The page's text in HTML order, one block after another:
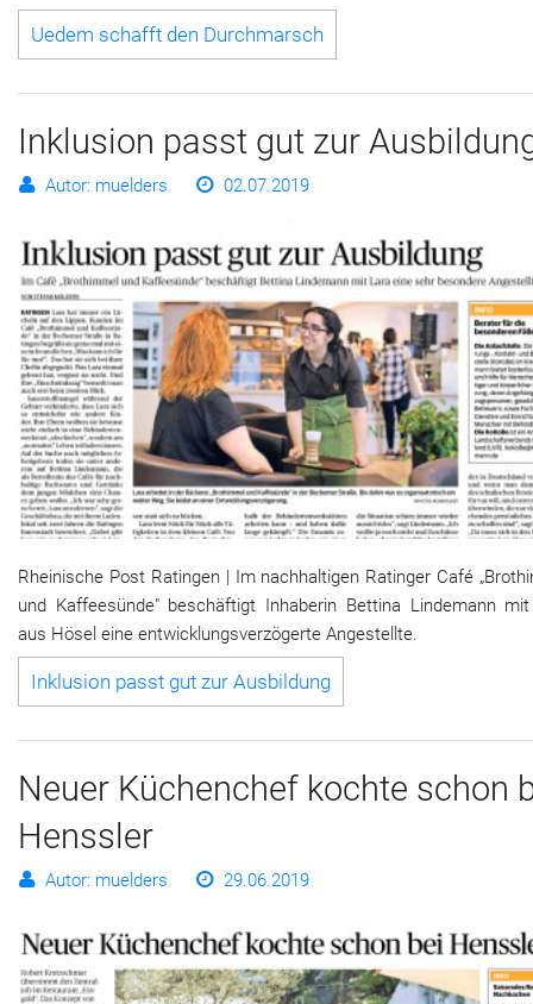
Uedem schafft den Durchmarsch
Inklusion passt gut zur
Autor: muelders 02.07.2019
Rheinische Post Ratingen | Im nachhaltigen Ratinger Café
und Kaffeesünde" beschäftigt Inhaberin Bettina Lindemann
aus Hösel eine entwicklungsverzögerte Angestellte.
Inklusion passt gut zur Ausbildung
Neuer Küchenchef kochte schon
Henssler
Autor: muelders 29.06.2019